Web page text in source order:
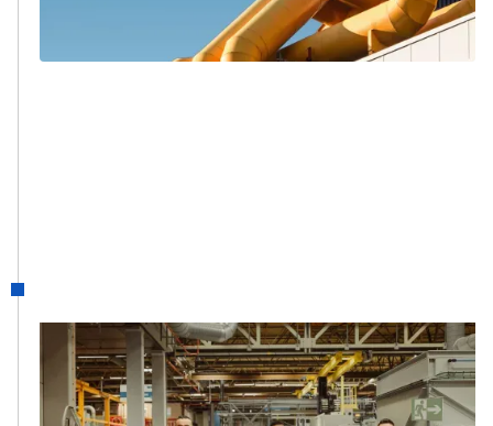
onder de naam Caro Maintenance.
1997
XL GROEP